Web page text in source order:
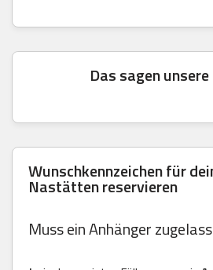
Das sagen
Wunschkennzeichen für
Nastätten reservieren
Muss ein Anhänger